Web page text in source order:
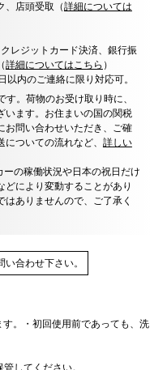
、店頭受取（詳細については
レジットカード決済、銀行振
詳細についてはこちら ）
以内のご連絡に限り対応可。
。荷物のお受け取り時に、
います。お住まいの国の関税
お問い合わせいただき、ご確
ついての流れなど、 詳しい
の稼働状況や日本の祝日だけ
により変動することがあり
ありませんので、ご了承く
い合わせ下さい。
。・初回使用前であっても、洗
してください。